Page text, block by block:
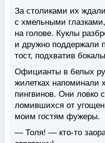
За столиками их
с хмельными
на голове. Куклы
и дружно поддержали
тост, подхватив
Официанты в белых
жилетках напоминали
пингвинов. Они ловко
ломившихся от
моим гостям фужеры.
— Толя! — кто-то